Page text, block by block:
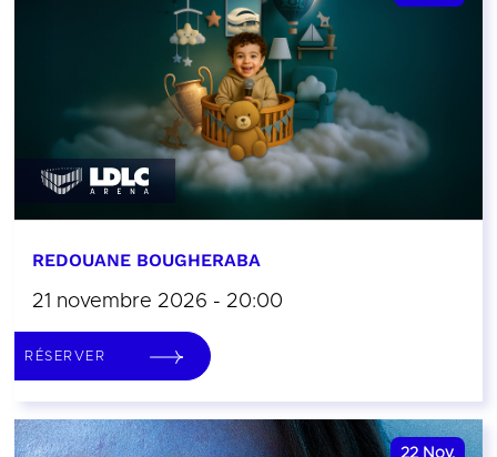
REDOUANE BOUGHERABA
21 novembre 2026 - 20:00
RÉSERVER
22 Nov.